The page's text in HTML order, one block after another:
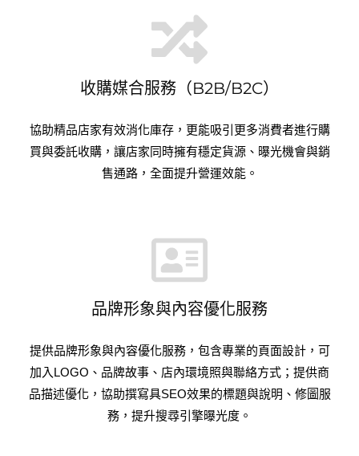
收購媒合服務（B2B/B2C）
協助精品店家有效消化庫存，更能吸引更多消費者進行購
買與委託收購，讓店家同時擁有穩定貨源、曝光機會與銷
售通路，全面提升營運效能。
品牌形象與內容優化服務
提供品牌形象與內容優化服務，包含專業的頁面設計，可
加入LOGO、品牌故事、店內環境照與聯絡方式；提供商
品描述優化，協助撰寫具SEO效果的標題與說明、修圖服
務，提升搜尋引擎曝光度。